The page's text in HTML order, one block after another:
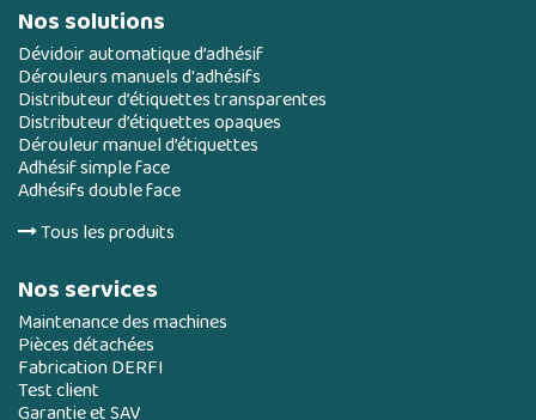
Nos solutions
Dévidoir automatique d’adhésif
Dérouleurs manuels d'adhésifs
Distributeur d’étiquettes transparentes
Distributeur d’étiquettes opaques
Dérouleur manuel d’étiquettes
Adhésif simple face
Adhésifs double face
Tous les produits
Nos services
Maintenance des machines
Pièces détachées
Fabrication DERFI
Test client
Garantie et SAV